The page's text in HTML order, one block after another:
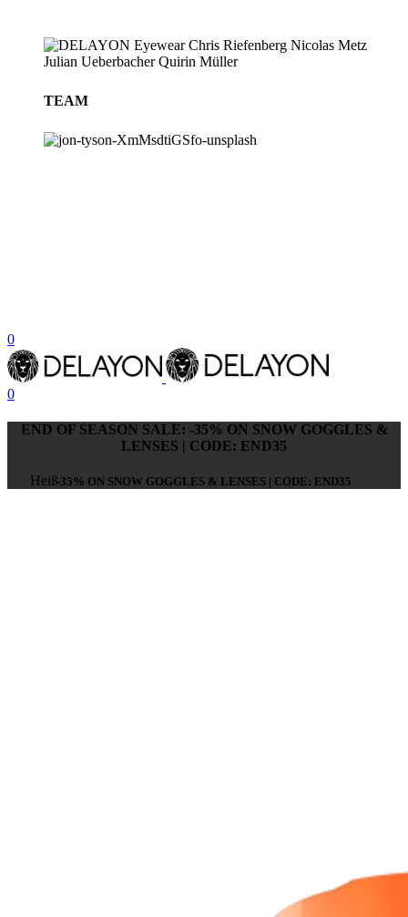
TEAM
0
0
END OF SEASON SALE: -35% ON SNOW GOGGLES &
LENSES | CODE: END35
-35% ON SNOW GOGGLES & LENSES | CODE: END35
Heiß